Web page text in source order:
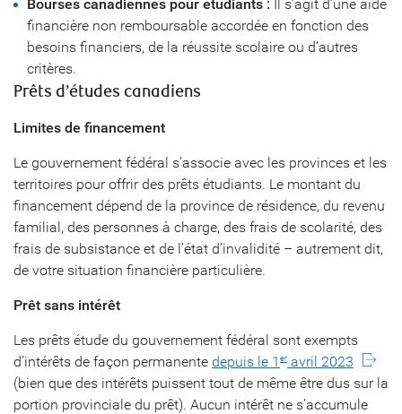
Bourses canadiennes pour étudiants : Il s’agit d’une aide
financière non remboursable accordée en fonction des
besoins financiers, de la réussite scolaire ou d’autres
critères.
Prêts d’études canadiens
Limites de financement
Le gouvernement fédéral s’associe avec les provinces et les
territoires pour offrir des prêts étudiants. Le montant du
financement dépend de la province de résidence, du revenu
familial, des personnes à charge, des frais de scolarité, des
frais de subsistance et de l’état d’invalidité – autrement dit,
de votre situation financière particulière.
Prêt sans intérêt
Les prêts étude du gouvernement fédéral sont exempts
d’intérêts de façon permanente depuis le 1 er avril 2023
(bien que des intérêts puissent tout de même être dus sur la
portion provinciale du prêt). Aucun intérêt ne s’accumule